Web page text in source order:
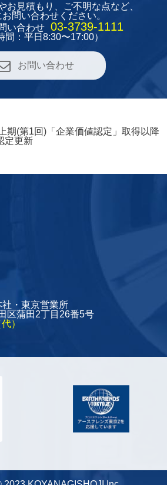
お見積もり、
ご不明な点など、
問い合わせください。
い合わせ 03-3739-1111
間：平日8:30〜17:00）
お問い合わせ
期(第1回)「企業価値認定」取得以降
定更新
・東京営業所
区蒲田2丁目26番5号
）